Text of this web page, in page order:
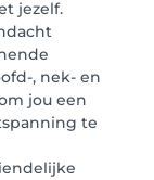
jezelf.
, nek- en
jou een
te